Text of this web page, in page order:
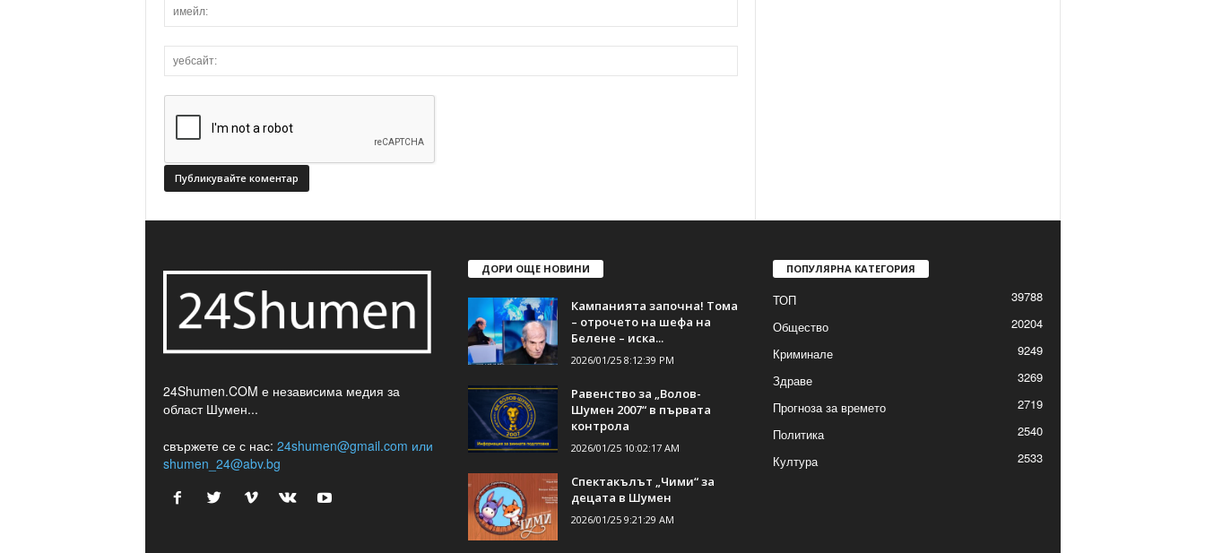
24Shumen.COM е независима медия за
област Шумен...
свържете се с нас: 24shumen@gmail.com или
shumen_24@abv.bg
ДОРИ ОЩЕ НОВИНИ
Кампанията започна! Тома
– отрочето на шефа на
Белене – иска...
2026/01/25 8:12:39 PM
Равенство за „Волов-
Шумен 2007“ в първата
контрола
2026/01/25 10:02:17 AM
Спектакълът „Чими“ за
децата в Шумен
2026/01/25 9:21:29 AM
ПОПУЛЯРНА КАТЕГОРИЯ
ТОП
39788
Общество
20204
Криминале
9249
Здраве
3269
Прогноза за времето
2719
Политика
2540
Култура
2533